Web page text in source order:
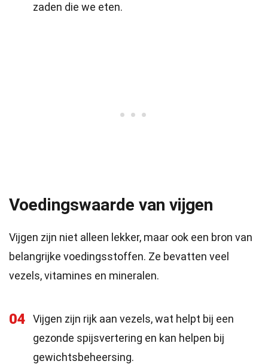
zaden die we eten.
Voedingswaarde van vijgen
Vijgen zijn niet alleen lekker, maar ook een bron van
belangrijke voedingsstoffen. Ze bevatten veel
vezels, vitamines en mineralen.
04
Vijgen zijn rijk aan vezels, wat helpt bij een
gezonde spijsvertering en kan helpen bij
gewichtsbeheersing.